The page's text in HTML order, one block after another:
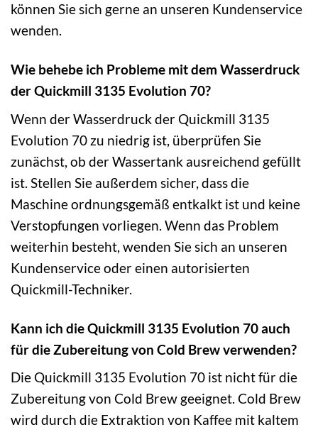
können Sie sich gerne an unseren Kundenservice
wenden.
Wie behebe ich Probleme mit dem Wasserdruck
der Quickmill 3135 Evolution 70?
Wenn der Wasserdruck der Quickmill 3135
Evolution 70 zu niedrig ist, überprüfen Sie
zunächst, ob der Wassertank ausreichend gefüllt
ist. Stellen Sie außerdem sicher, dass die
Maschine ordnungsgemäß entkalkt ist und keine
Verstopfungen vorliegen. Wenn das Problem
weiterhin besteht, wenden Sie sich an unseren
Kundenservice oder einen autorisierten
Quickmill-Techniker.
Kann ich die Quickmill 3135 Evolution 70 auch
für die Zubereitung von Cold Brew verwenden?
Die Quickmill 3135 Evolution 70 ist nicht für die
Zubereitung von Cold Brew geeignet. Cold Brew
wird durch die Extraktion von Kaffee mit kaltem